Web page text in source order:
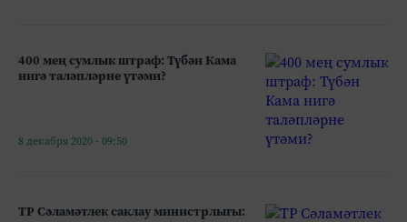
400 мең сумлык штраф: Түбән Кама
нигә таләпләрне үтәми?
8 декабря 2020 - 09:50
ТР Сәламәтлек саклау министрлыгы: